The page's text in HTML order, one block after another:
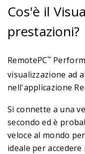
Cos'è il
prestazioni?
RemotePC™
visualizzazione ad
nell'applicazione
Si connette a una
secondo ed è
veloce al mondo
ideale per